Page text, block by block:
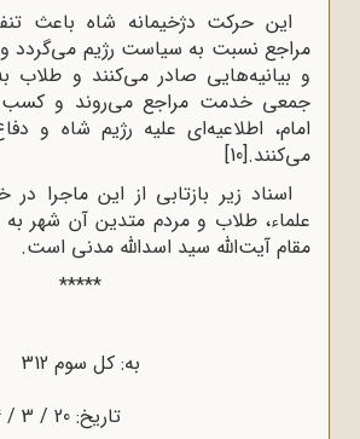
این حرکت دژخیمانه شاه باعث تنفر
نسبت به سیاست رژیم مى‌گردد و مراجع
بیانیه‌هایى صادر مى‌کنند و طلاب به
خدمت مراجع مى‌روند و کسب تکلیف
اطلاعیه‌اى علیه رژیم شاه و دفاع از
[10]
اسناد زیر بازتابی از این ماجرا در
طلاب و مردم متدین آن شهر به رهبری
آیت‌الله سید اسدالله مدنی است.
به: کل سوم 312